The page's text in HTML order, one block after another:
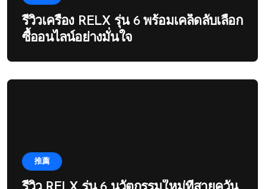
รีวิวเครื่อง RELX รุ่น 6 พร้อมเคล็ดลับเลือก
ซื้ออนไลน์อย่างมั่นใจ
推薦